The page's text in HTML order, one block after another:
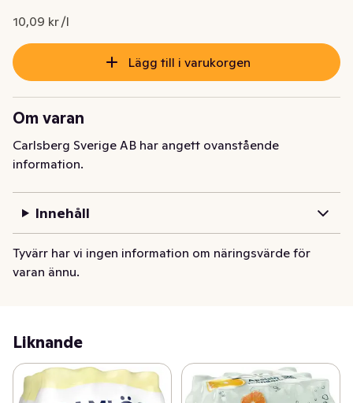
10,09 kr /l
Lägg till i varukorgen
Om varan
Carlsberg Sverige AB har angett ovanstående
information.
Innehåll
Tyvärr har vi ingen information om näringsvärde för
varan ännu.
Liknande